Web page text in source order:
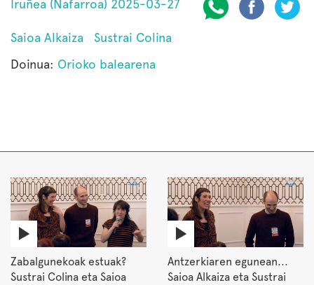
Iruñea (Nafarroa) 2025-03-27
Saioa Alkaiza
Sustrai Colina
Doinua: Orioko balearena
Zabalgunekoak estuak?
Sustrai Colina eta Saioa
Antzerkiaren egunean...
Saioa Alkaiza eta Sustrai